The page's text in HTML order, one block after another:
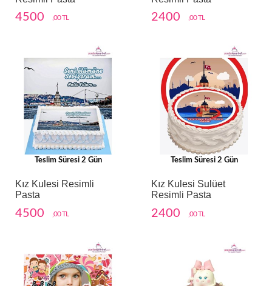
4500 ,00 TL 2400 ,00 TL
Teslim Süresi 2 Gün
Kız Kulesi Resimli
Pasta
4500 ,00 TL
Teslim Süresi 2 Gün
Kız Kulesi Sulüet
Resimli Pasta
2400 ,00 TL